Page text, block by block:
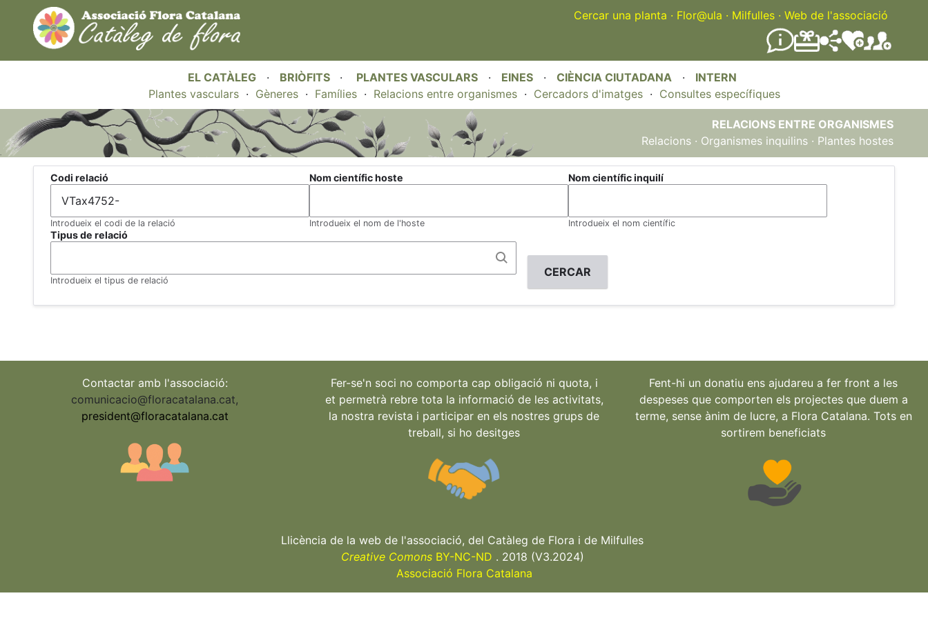
Cercar una planta · Flor@ula · Milfulles · Web de l'associació
EL CATÀLEG · BRIÒFITS · PLANTES VASCULARS · EINES · CIÈNCIA CIUTADANA · INTERN
Plantes vasculars· Gèneres· Famílies· Relacions entre organismes· Cercadors d'imatges· Consultes específiques
RELACIONS ENTRE ORGANISMES
Relacions · Organismes inquilins · Plantes hostes
Codi relació
Introdueix el codi de la relació
Nom científic hoste
Introdueix el nom de l'hoste
Nom científic inquilí
Introdueix el nom científic
Tipus de relació
Introdueix el tipus de relació
Contactar amb l'associació:
comunicacio@floracatalana.cat,
president@floracatalana.cat
Fer-se'n soci no comporta cap obligació ni quota, i
et permetrà rebre tota la informació de les activitats,
la nostra revista i participar en els nostres grups de
treball, si ho desitges
Fent-hi un donatiu ens ajudareu a fer front a les
despeses que comporten els projectes que duem a
terme, sense ànim de lucre, a Flora Catalana. Tots en
sortirem beneficiats
Llicència de la web de l'associació, del Catàleg de Flora i de Milfulles
Creative ComonsBY-NC-ND . 2018 (V3.2024)
Associació Flora Catalana